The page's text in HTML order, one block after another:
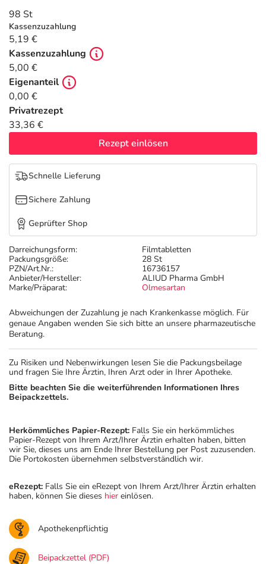
Tierapotheke
Vitamine & Mineralstoffe
Marken
Salus Deals
Darreichungsform:
Filmtabletten
Packungsgröße:
28 St
PZN/Art.Nr.:
16736157
Anbieter/Hersteller:
ALIUD Pharma GmbH
Marke/Präparat:
Olmesartan
Abweichungen der Zuzahlung je nach Krankenkasse möglich. Für
genaue Angaben wenden Sie sich bitte an unsere pharmazeutische
Beratung.
98 St
Kassenzuzahlung
5,19 €
Kassenzuzahlung
5,00 €
Eigenanteil
0,00 €
Privatrezept
33,36 €
Rezept einlösen
Schnelle Lieferung
Sichere Zahlung
Geprüfter Shop
Zu Risiken und Nebenwirkungen lesen Sie die Packungsbeilage
und fragen Sie Ihre Ärztin, Ihren Arzt oder in Ihrer Apotheke.
Bitte beachten Sie die weiterführenden Informationen Ihres
Beipackzettels.
Herkömmliches Papier-Rezept: Falls Sie ein herkömmliches
Papier-Rezept von Ihrem Arzt/Ihrer Ärztin erhalten haben, bitten
wir Sie, dieses uns am Ende Ihrer Bestellung per Post zuzusenden.
Die Portokosten übernehmen selbstverständlich wir.
eRezept: Falls Sie ein eRezept von Ihrem Arzt/Ihrer Ärztin erhalten
haben, können Sie dieses hier einlösen.
Apothekenpflichtig
Beipackzettel (PDF)